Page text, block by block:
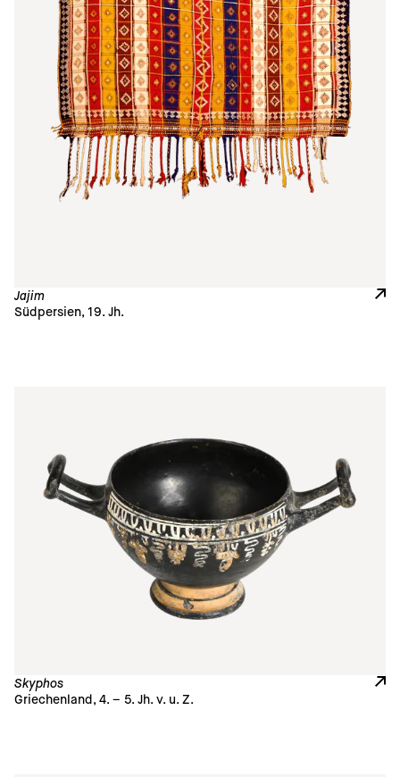
Jajim
Südpersien, 19. Jh.
Skyphos
Griechenland, 4. – 5. Jh. v. u. Z.